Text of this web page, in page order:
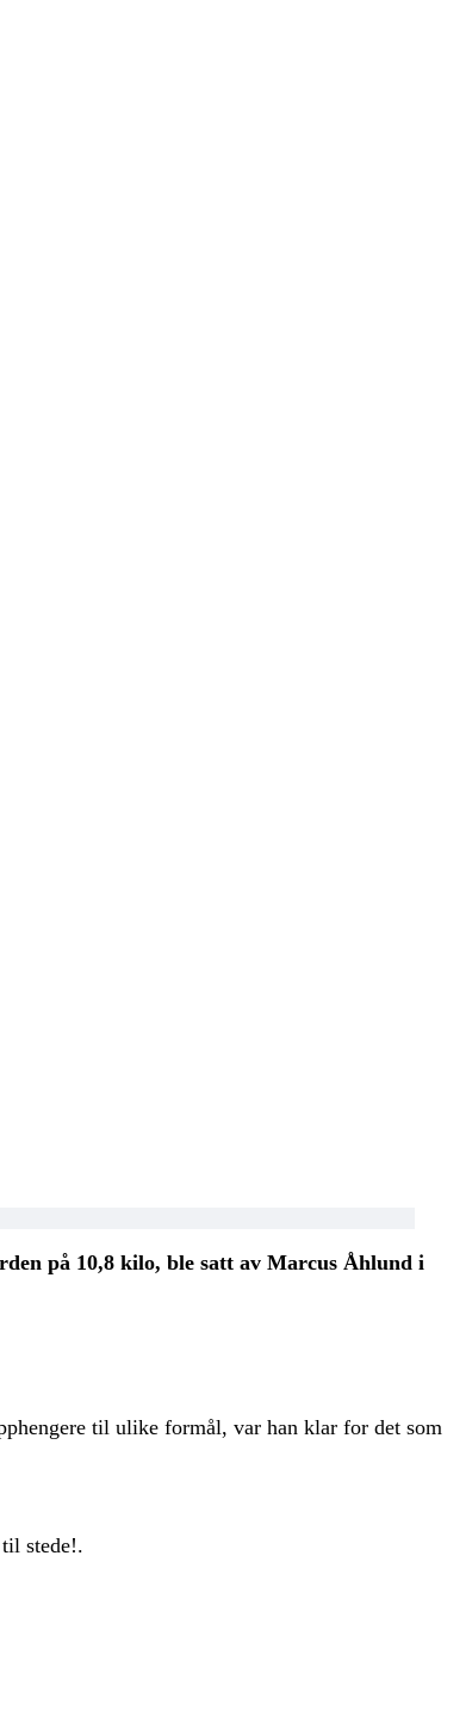
på 10,8 kilo, ble satt av Marcus Åhlund i
til ulike formål, var han klar for det som
stede!.